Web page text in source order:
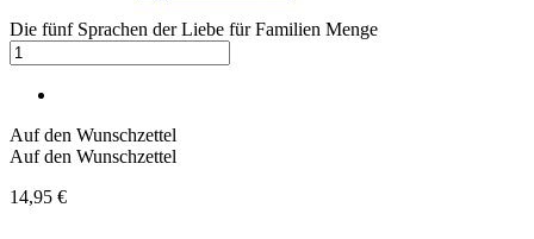
Die fünf Sprachen der Liebe für Familien Menge
Auf den Wunschzettel
Auf den Wunschzettel
14,95 €